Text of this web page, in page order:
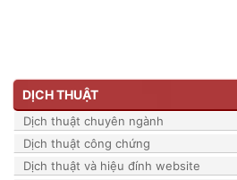
DỊCH THUẬT
Dịch thuật chuyên ngành
Dịch thuật công chứng
Dịch thuật và hiệu đính website